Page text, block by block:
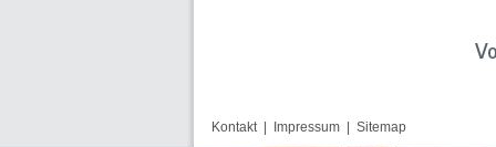
Kontakt| Impressum Sitemap